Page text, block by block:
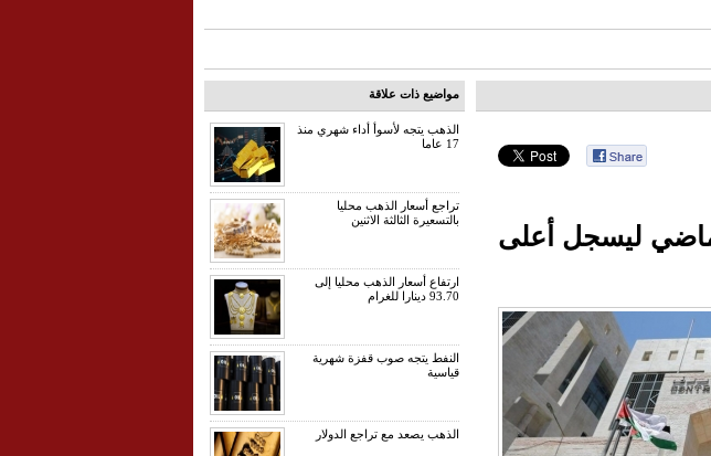
في الأردن 25% العام الماضي ليسجل أعلى
مواضيع ذات علاقة
الذهب يتجه لأسوأ أداء شهري منذ
17 عاما
تراجع أسعار الذهب محليا
بالتسعيرة الثالثة الاثنين
ارتفاع أسعار الذهب محليا إلى
93.70 دينارا للغرام
النفط يتجه صوب قفزة شهرية
قياسية
الذهب يصعد مع تراجع الدولار